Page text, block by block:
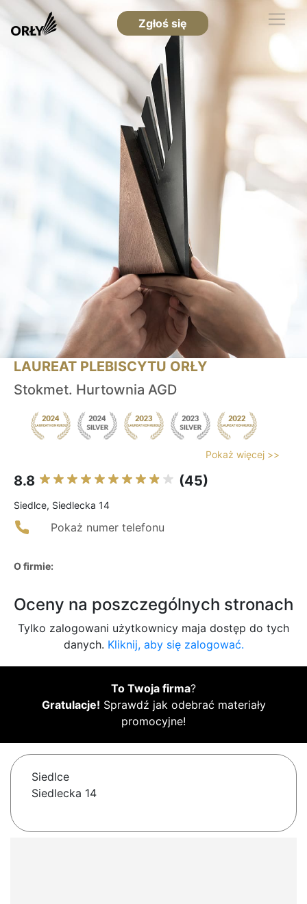
Zgłoś się
LAUREAT PLEBISCYTU ORŁY
Stokmet. Hurtownia AGD
Pokaż więcej >>
8.8 (45)
Siedlce, Siedlecka 14
Pokaż numer telefonu
O firmie:
Oceny na poszczególnych stronach
Tylko zalogowani użytkownicy maja dostęp do tych
danych. Kliknij, aby się zalogować.
To Twoja firma?
Gratulacje! Sprawdź jak odebrać materiały
promocyjne!
Siedlce
Siedlecka 14